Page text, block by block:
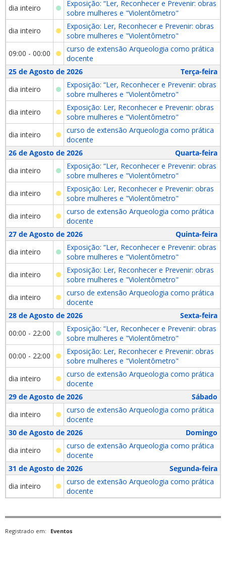
dia inteiro
Exposição: “Ler, Reconhecer e Prevenir: obras
sobre mulheres e "Violentômetro"
dia inteiro
Exposição: Ler, Reconhecer e Prevenir: obras
sobre mulheres e "Violentômetro"
09:00 - 00:00
curso de extensão Arqueologia como prática
docente
25 de Agosto de 2026
Terça-feira
dia inteiro
Exposição: “Ler, Reconhecer e Prevenir: obras
sobre mulheres e "Violentômetro"
dia inteiro
Exposição: Ler, Reconhecer e Prevenir: obras
sobre mulheres e "Violentômetro"
dia inteiro
curso de extensão Arqueologia como prática
docente
26 de Agosto de 2026
Quarta-feira
dia inteiro
Exposição: “Ler, Reconhecer e Prevenir: obras
sobre mulheres e "Violentômetro"
dia inteiro
Exposição: Ler, Reconhecer e Prevenir: obras
sobre mulheres e "Violentômetro"
dia inteiro
curso de extensão Arqueologia como prática
docente
27 de Agosto de 2026
Quinta-feira
dia inteiro
Exposição: “Ler, Reconhecer e Prevenir: obras
sobre mulheres e "Violentômetro"
dia inteiro
Exposição: Ler, Reconhecer e Prevenir: obras
sobre mulheres e "Violentômetro"
dia inteiro
curso de extensão Arqueologia como prática
docente
28 de Agosto de 2026
Sexta-feira
00:00 - 22:00
Exposição: “Ler, Reconhecer e Prevenir: obras
sobre mulheres e "Violentômetro"
00:00 - 22:00
Exposição: Ler, Reconhecer e Prevenir: obras
sobre mulheres e "Violentômetro"
dia inteiro
curso de extensão Arqueologia como prática
docente
29 de Agosto de 2026
Sábado
dia inteiro
curso de extensão Arqueologia como prática
docente
30 de Agosto de 2026
Domingo
dia inteiro
curso de extensão Arqueologia como prática
docente
31 de Agosto de 2026
Segunda-feira
dia inteiro
curso de extensão Arqueologia como prática
docente
Registrado em: Eventos